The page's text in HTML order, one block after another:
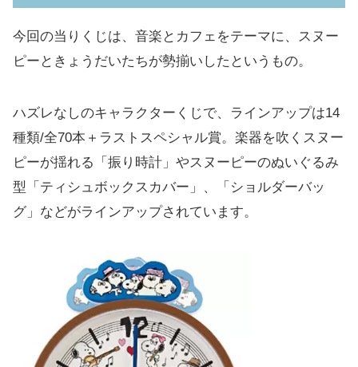
今回の当りくじは、音楽とカフェをテーマに、スヌー
ピーときょうだいたちが勢揃いしたというもの。
ハズレなしのキャラクターくじで、ラインアップは14
種類/全70本＋ラストスペシャル賞。楽器を吹くスヌー
ピーが揺れる「振り時計」やスヌーピーのぬいぐるみ
型「ティシュボックスカバー」、「ショルダーバッ
グ」などがラインアップされています。